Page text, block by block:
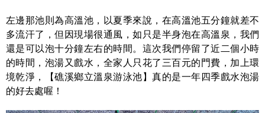
左邊那池則為高溫池，以夏季來說，在高溫池五分鐘就差不
多流汗了，但因現場很通風，如只是半身泡在高溫泉，我們
還是可以泡十分鐘左右的時間。這次我們停留了近二個小時
的時間，泡湯又戲水，全家人只花了三百元的門費，加上環
境乾淨，【礁溪鄉立溫泉游泳池】真的是一年四季戲水泡湯
的好去處喔！